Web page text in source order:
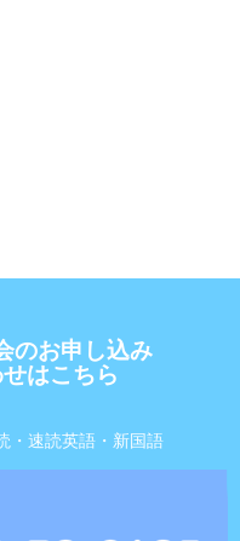
のお申し込み
はこちら
・速読英語・新国語